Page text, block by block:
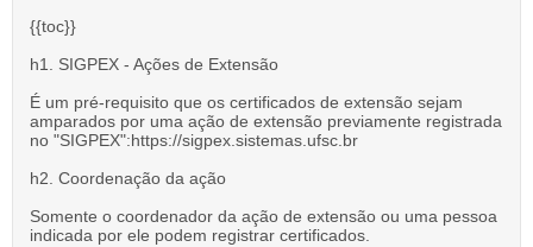
{{toc}}
h1. SIGPEX - Ações de Extensão
É um pré-requisito que os certificados de extensão sejam
amparados por uma ação de extensão previamente registrada
no "SIGPEX":https://sigpex.sistemas.ufsc.br
h2. Coordenação da ação
Somente o coordenador da ação de extensão ou uma pessoa
indicada por ele podem registrar certificados.